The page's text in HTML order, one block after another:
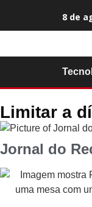
8 de
Limitar a
Jornal do